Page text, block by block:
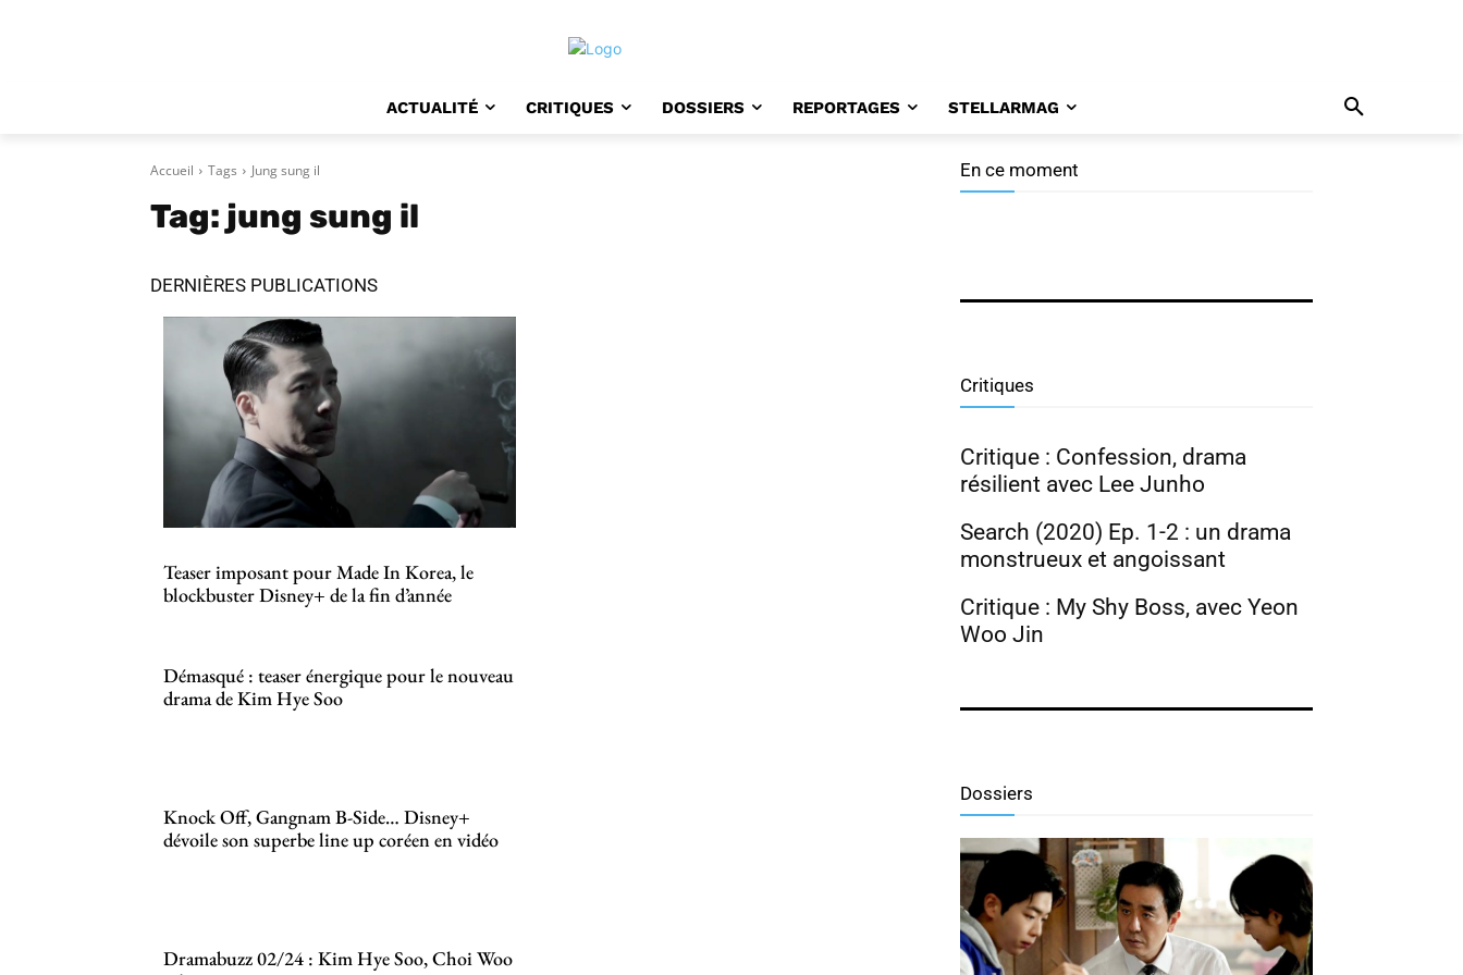
ACTUALITÉ CRITIQUES DOSSIERS REPORTAGES STELLARMAG
Accueil Tags Jung sung il
Tag: jung sung il
DERNIÈRES PUBLICATIONS
Teaser imposant pour Made In Korea, le
blockbuster Disney+ de la fin d’année
Démasqué : teaser énergique pour le nouveau
drama de Kim Hye Soo
Knock Off, Gangnam B-Side… Disney+
dévoile son superbe line up coréen en vidéo
Dramabuzz 02/24 : Kim Hye Soo, Choi Woo
En ce moment
Hwa Yeon
Critiques
Critique : Confession, drama
résilient avec Lee Junho
Search (2020) Ep. 1-2 : un drama
monstrueux et angoissant
Critique : My Shy Boss, avec Yeon
Woo Jin
Dossiers